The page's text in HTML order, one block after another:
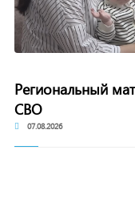
Региональный
СВО
07.08.2026